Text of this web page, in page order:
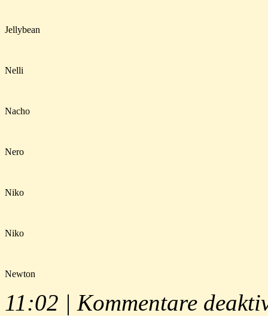
Jellybean
Nelli
Nacho
Nero
Niko
Niko
Newton
11:02 | Kommentare